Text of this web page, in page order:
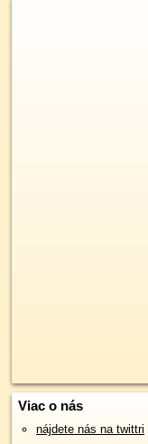
Viac o nás
nájdete nás na twittri